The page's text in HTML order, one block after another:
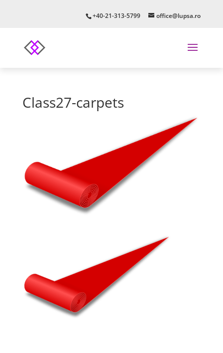
+40-21-313-5799 office@lupsa.ro
Class27-carpets